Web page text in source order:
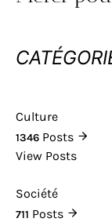
Culture
1346 Posts
View Posts
Société
711 Posts